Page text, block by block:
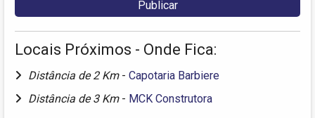
Locais Próximos - Onde Fica:
Distância de 2 Km - Capotaria Barbiere
Distância de 3 Km - MCK Construtora